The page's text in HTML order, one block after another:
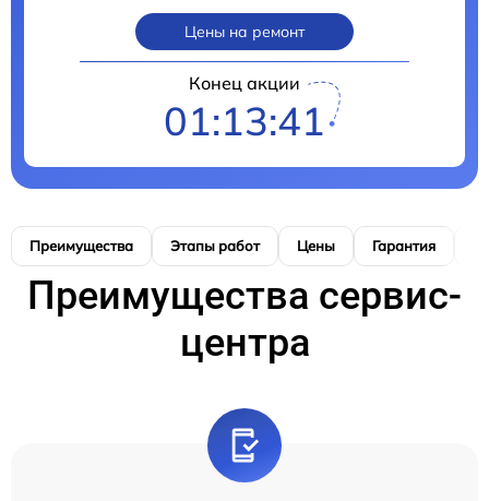
Цены на ремонт
Конец акции
01:13:40
Преимущества Этапы работ Цены Гарантия
Преимущества сервис-
центра